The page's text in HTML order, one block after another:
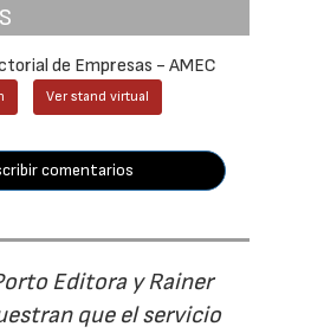
de Empresas - AMEC
Ver stand virtual
comentarios
Editora y Rainer
que el servicio